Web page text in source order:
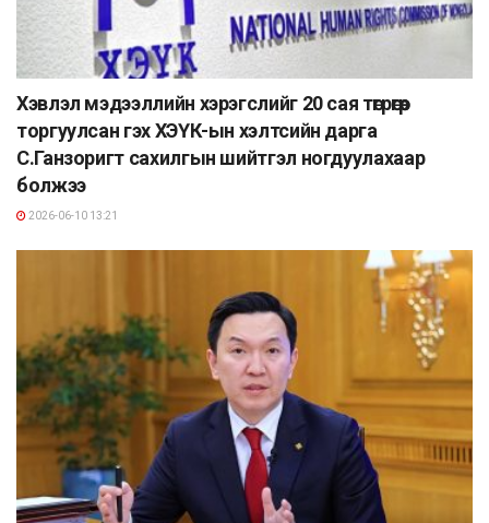
Хэвлэл мэдээллийн хэрэгслийг 20 сая төгрөгөөр
торгуулсан гэх ХЭҮК-ын хэлтсийн дарга
С.Ганзоригт сахилгын шийтгэл ногдуулахаар
болжээ
2026-06-10 13:21